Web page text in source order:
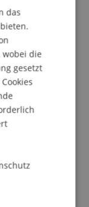
über diese
das
wobei die
gesetzt